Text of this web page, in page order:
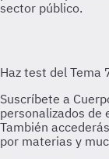
sector público.